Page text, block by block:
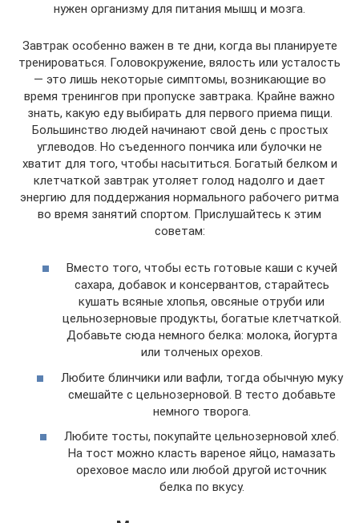
нужен организму для питания мышц и мозга.
Завтрак особенно важен в те дни, когда вы планируете
тренироваться. Головокружение, вялость или усталость
— это лишь некоторые симптомы, возникающие во
время тренингов при пропуске завтрака. Крайне важно
знать, какую еду выбирать для первого приема пищи.
Большинство людей начинают свой день с простых
углеводов. Но съеденного пончика или булочки не
хватит для того, чтобы насытиться. Богатый белком и
клетчаткой завтрак утоляет голод надолго и дает
энергию для поддержания нормального рабочего ритма
во время занятий спортом. Прислушайтесь к этим
советам:
Вместо того, чтобы есть готовые каши с кучей
сахара, добавок и консервантов, старайтесь
кушать всяные хлопья, овсяные отруби или
цельнозерновые продукты, богатые клетчаткой.
Добавьте сюда немного белка: молока, йогурта
или толченых орехов.
Любите блинчики или вафли, тогда обычную муку
смешайте с цельнозерновой. В тесто добавьте
немного творога.
Любите тосты, покупайте цельнозерновой хлеб.
На тост можно класть вареное яйцо, намазать
ореховое масло или любой другой источник
белка по вкусу.